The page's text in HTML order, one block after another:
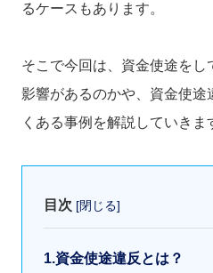
るケースもあります。
そこで今回は、資金使途を
影響があるのかや、資金使途
くある事例を解説していきま
目次 [閉じる]
1.資金使途違反とは？